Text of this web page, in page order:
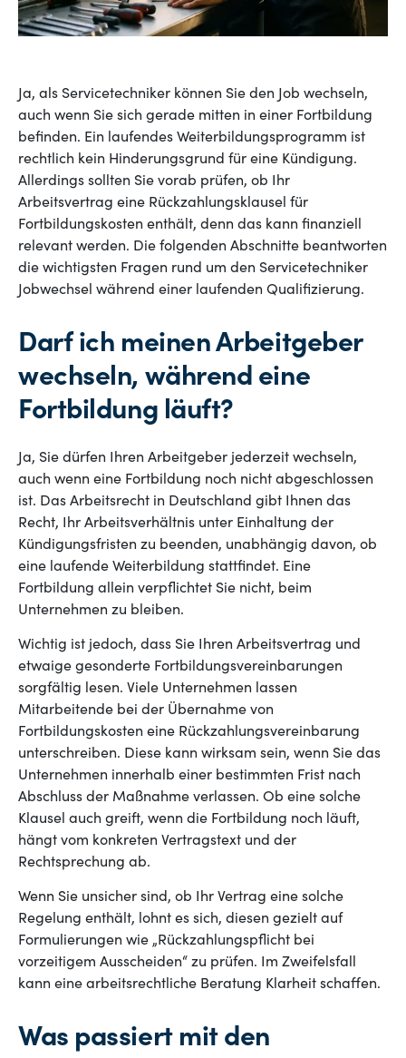
Ja, als Servicetechniker können Sie den Job wechseln,
auch wenn Sie sich gerade mitten in einer Fortbildung
befinden. Ein laufendes Weiterbildungsprogramm ist
rechtlich kein Hinderungsgrund für eine Kündigung.
Allerdings sollten Sie vorab prüfen, ob Ihr
Arbeitsvertrag eine Rückzahlungsklausel für
Fortbildungskosten enthält, denn das kann finanziell
relevant werden. Die folgenden Abschnitte beantworten
die wichtigsten Fragen rund um den Servicetechniker
Jobwechsel während einer laufenden Qualifizierung.
Darf ich meinen Arbeitgeber
wechseln, während eine
Fortbildung läuft?
Ja, Sie dürfen Ihren Arbeitgeber jederzeit wechseln,
auch wenn eine Fortbildung noch nicht abgeschlossen
ist. Das Arbeitsrecht in Deutschland gibt Ihnen das
Recht, Ihr Arbeitsverhältnis unter Einhaltung der
Kündigungsfristen zu beenden, unabhängig davon, ob
eine laufende Weiterbildung stattfindet. Eine
Fortbildung allein verpflichtet Sie nicht, beim
Unternehmen zu bleiben.
Wichtig ist jedoch, dass Sie Ihren Arbeitsvertrag und
etwaige gesonderte Fortbildungsvereinbarungen
sorgfältig lesen. Viele Unternehmen lassen
Mitarbeitende bei der Übernahme von
Fortbildungskosten eine Rückzahlungsvereinbarung
unterschreiben. Diese kann wirksam sein, wenn Sie das
Unternehmen innerhalb einer bestimmten Frist nach
Abschluss der Maßnahme verlassen. Ob eine solche
Klausel auch greift, wenn die Fortbildung noch läuft,
hängt vom konkreten Vertragstext und der
Rechtsprechung ab.
Wenn Sie unsicher sind, ob Ihr Vertrag eine solche
Regelung enthält, lohnt es sich, diesen gezielt auf
Formulierungen wie „Rückzahlungspflicht bei
vorzeitigem Ausscheiden“ zu prüfen. Im Zweifelsfall
kann eine arbeitsrechtliche Beratung Klarheit schaffen.
Was passiert mit den